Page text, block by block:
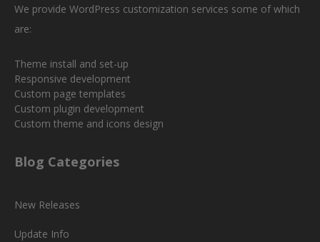
We provide WordPress customization services some of which
are:
Theme install and set-up
Responsive development
Custom page templates
Custom plugin development
Custom theme and icons design
Blog Categories
New Releases
Update Info